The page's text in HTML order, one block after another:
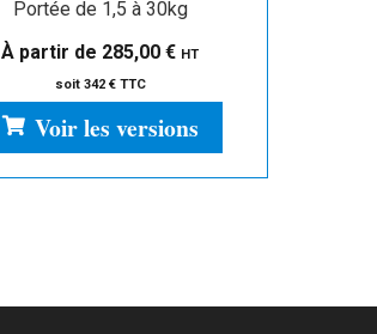
Portée de 1,5 à 30kg
À partir de 285,00€ HT
soit 342 € TTC
Voir les versions